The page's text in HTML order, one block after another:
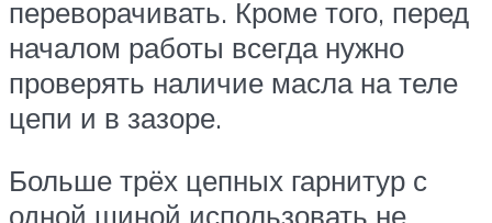
переворачивать. Кроме того, перед
началом работы всегда нужно
проверять наличие масла на теле
цепи и в зазоре.
Больше трёх цепных гарнитур с
одной шиной использовать не